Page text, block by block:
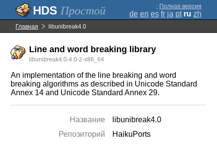
Простой ; Полная версия
de en es fr ja pt ru zh
Главная libunibreak4.0
Line and word breaking library
libunibreak4.0-4.0-2-x86_64
An implementation of the line breaking and word
breaking algorithms as described in Unicode Standard
Annex 14 and Unicode Standard Annex 29.
Название
libunibreak4.0
Репозиторий
HaikuPorts